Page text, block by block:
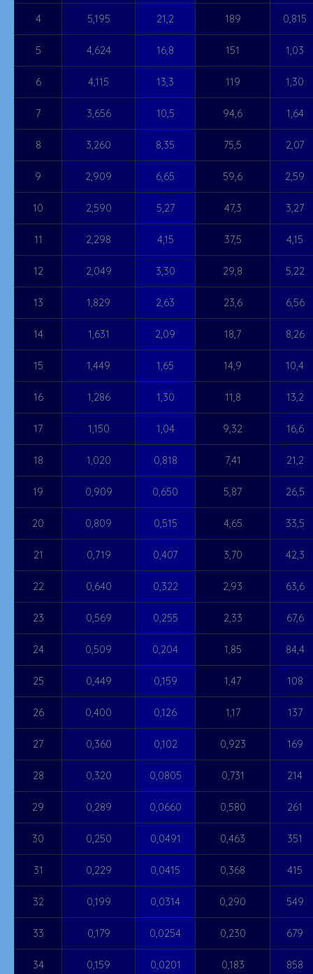
4 5,195 21,2 189 0,815
5 4,624 16,8 151 1,03
6 4,115 13,3 119 1,30
7 3,656 10,5 94,6 1,64
8 3,260 8,35 75,5 2,07
9 2,909 6,65 59,6 2,59
10 2,590 5,27 47,3 3,27
11 2,298 4,15 37,5 4,15
12 2,049 3,30 29,8 5,22
13 1,829 2,63 23,6 6,56
14 1,631 2,09 18,7 8,26
15 1,449 1,65 14,9 10,4
16 1,286 1,30 11,8 13,2
17 1,150 1,04 9,32 16,6
18 1,020 0,818 7,41 21,2
19 0,909 0,650 5,87 26,5
20 0,809 0,515 4,65 33,5
21 0,719 0,407 3,70 42,3
22 0,640 0,322 2,93 63,6
23 0,569 0,255 2,33 67,6
24 0,509 0,204 1,85 84,4
25 0,449 0,159 1,47 108
26 0,400 0,126 1,17 137
27 0,360 0,102 0,923 169
28 0,320 0,0805 0,731 214
29 0,289 0,0660 0,580 261
30 0,250 0,0491 0,463 351
31 0,229 0,0415 0,368 415
32 0,199 0,0314 0,290 549
33 0,179 0,0254 0,230 679
34 0,159 0,0201 0,183 858